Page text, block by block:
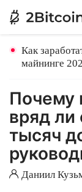
Как
майнинге
Почему
вряд ли
тысяч
Даниил